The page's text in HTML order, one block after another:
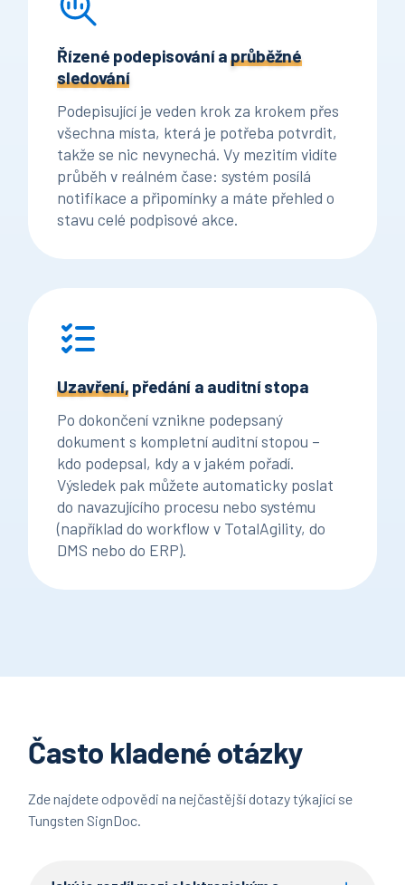
Řízené podepisování aprůběžné
sledování
Podepisující je veden krok za krokem přes
všechna místa, která je potřeba potvrdit,
takže se nic nevynechá. Vy mezitím vidíte
průběh v reálném čase: systém posílá
notifikace a připomínky a máte přehled o
stavu celé podpisové akce.
Uzavření, předání a auditní stopa
Po dokončení vznikne podepsaný
dokument s kompletní auditní stopou –
kdo podepsal, kdy a v jakém pořadí.
Výsledek pak můžete automaticky poslat
do navazujícího procesu nebo systému
(například do workflow v TotalAgility, do
DMS nebo do ERP).
Často kladené otázky
Zde najdete odpovědi na nejčastější dotazy týkající se
Tungsten SignDoc.